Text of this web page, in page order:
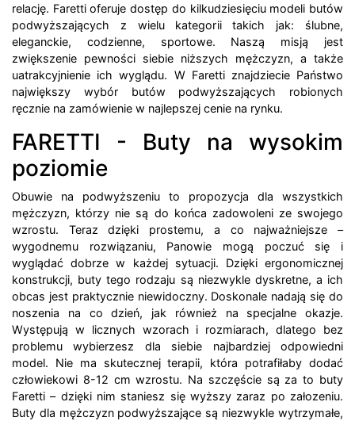
relację. Faretti oferuje dostęp do kilkudziesięciu modeli butów
podwyższających z wielu kategorii takich jak: ślubne,
eleganckie, codzienne, sportowe. Naszą misją jest
zwiększenie pewności siebie niższych mężczyzn, a także
uatrakcyjnienie ich wyglądu. W Faretti znajdziecie Państwo
największy wybór butów podwyższających robionych
ręcznie na zamówienie w najlepszej cenie na rynku.
FARETTI - Buty na wysokim
poziomie
Obuwie na podwyższeniu to propozycja dla wszystkich
mężczyzn, którzy nie są do końca zadowoleni ze swojego
wzrostu. Teraz dzięki prostemu, a co najważniejsze –
wygodnemu rozwiązaniu, Panowie mogą poczuć się i
wyglądać dobrze w każdej sytuacji. Dzięki ergonomicznej
konstrukcji, buty tego rodzaju są niezwykle dyskretne, a ich
obcas jest praktycznie niewidoczny. Doskonale nadają się do
noszenia na co dzień, jak również na specjalne okazje.
Występują w licznych wzorach i rozmiarach, dlatego bez
problemu wybierzesz dla siebie najbardziej odpowiedni
model. Nie ma skutecznej terapii, która potrafiłaby dodać
człowiekowi 8-12 cm wzrostu. Na szczęście są za to buty
Faretti – dzięki nim staniesz się wyższy zaraz po załozeniu.
Buty dla mężczyzn podwyższające są niezwykle wytrzymałe,